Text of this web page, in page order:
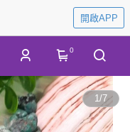
開啟APP
0
1/7